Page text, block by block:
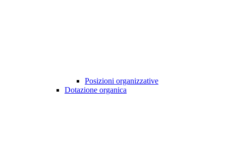
Posizioni organizzative
Dotazione organica